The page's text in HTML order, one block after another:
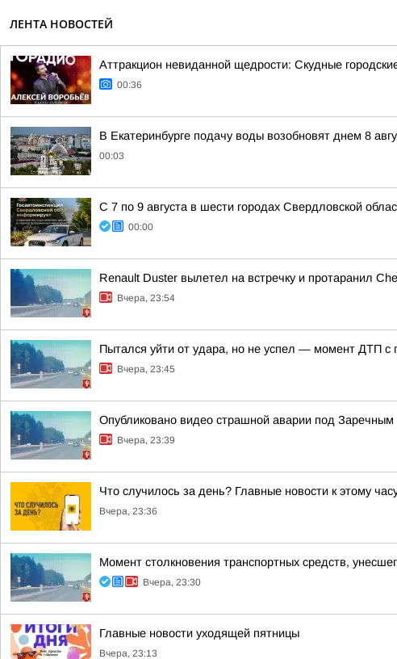
ЛЕНТА НОВОСТЕЙ
Аттракцион невиданной щедрости: Скудные
00:36
В Екатеринбурге подачу воды возобновят днем 8
00:03
С 7 по 9 августа в шести городах Свердловской
00:00
Renault Duster вылетел на встречку и протаранил
Вчера, 23:54
Пытался уйти от удара, но не успел — момент ДТП
Вчера, 23:45
Опубликовано видео страшной аварии под Заречным
Вчера, 23:39
Что случилось за день? Главные новости к этому
Вчера, 23:36
Момент столкновения транспортных средств,
Вчера, 23:30
Главные новости уходящей пятницы
Вчера, 23:13